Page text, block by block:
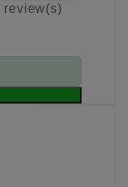
review(s)